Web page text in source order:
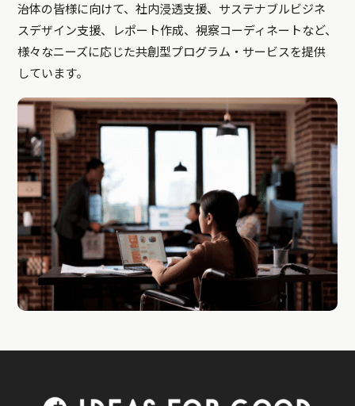
治体の皆様に向けて、社内浸透支援、サステナブルビジネ
スデザイン支援、レポート作成、視察コーディネートなど、
様々なニーズに応じた共創型プログラム・サービスを提供
しています。